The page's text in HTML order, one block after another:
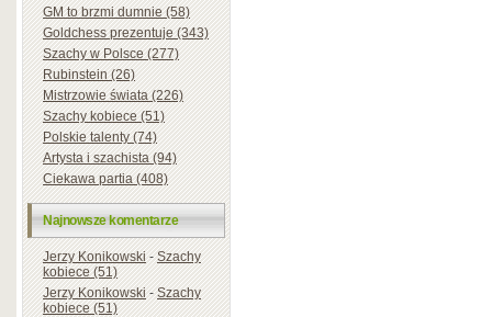
GM to brzmi dumnie (58)
Goldchess prezentuje (343)
Szachy w Polsce (277)
Rubinstein (26)
Mistrzowie świata (226)
Szachy kobiece (51)
Polskie talenty (74)
Artysta i szachista (94)
Ciekawa partia (408)
Najnowsze komentarze
Jerzy Konikowski-Szachy
kobiece (51)
Jerzy Konikowski-Szachy
kobiece (51)